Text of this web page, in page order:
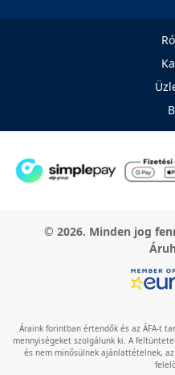
© 2026. Minden jog
Áraink forintban értendők és az ÁFA-t
mennyiségeket szolgálunk ki. A
és nem minősülnek ajánlattételnek,